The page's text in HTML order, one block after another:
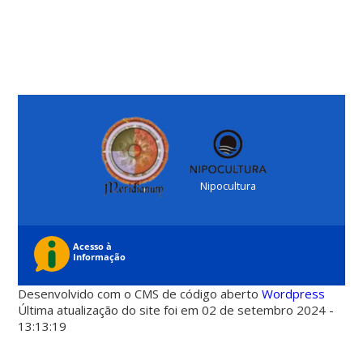
Nipocultura
Desenvolvido com o CMS de código abertoWordpress
Última atualização do site foi em 02 de setembro 2024 -
13:13:19